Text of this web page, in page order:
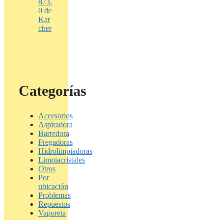
873.
0 de
Kar
cher
Categorías
Accesorios
Aspiradora
Barredora
Fregadoras
Hidrolimpiadoras
Limpiacristales
Otros
Por
ubicación
Problemas
Repuestos
Vaporeta